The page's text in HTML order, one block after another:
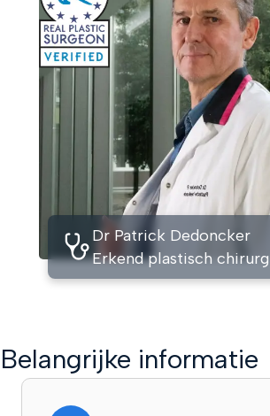
Dr Patrick Dedoncker
Erkend plastisch chirurg
Belangrijke informatie